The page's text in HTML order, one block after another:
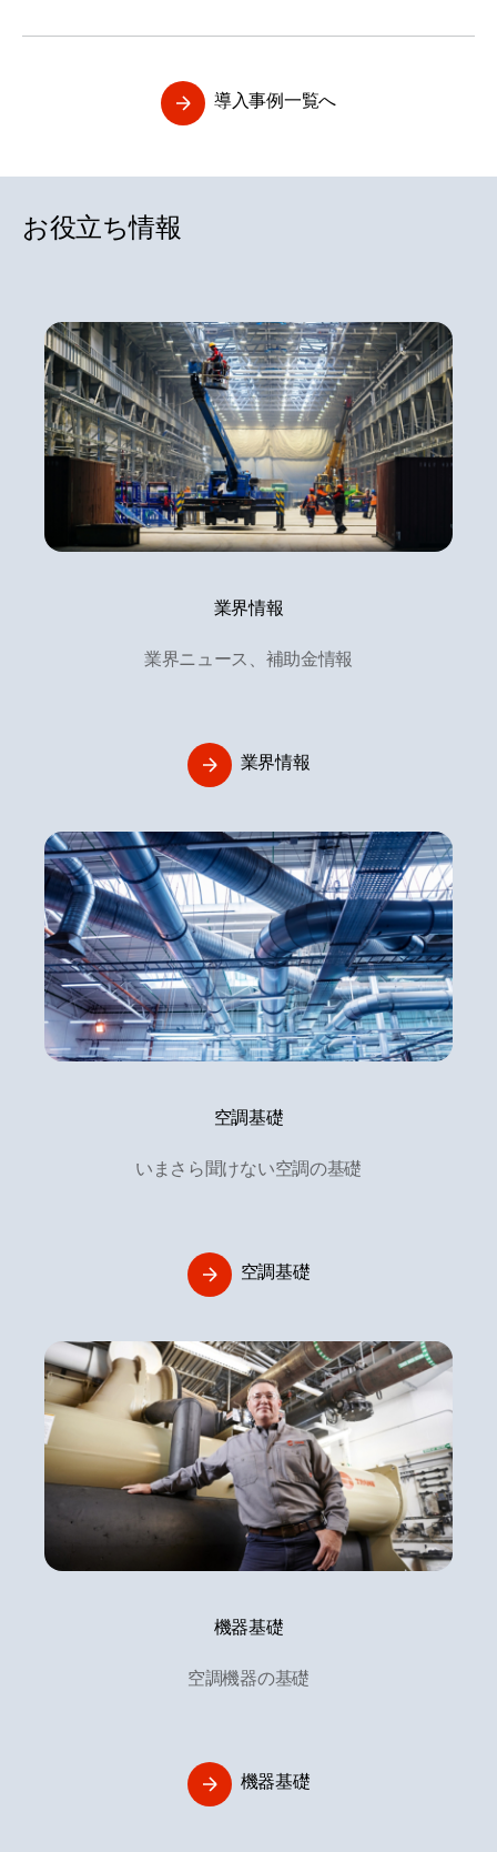
導入事例一覧へ
お役立ち情報
業界情報
業界ニュース、補助金情報
業界情報
空調基礎
いまさら聞けない空調の基礎
空調基礎
機器基礎
空調機器の基礎
機器基礎